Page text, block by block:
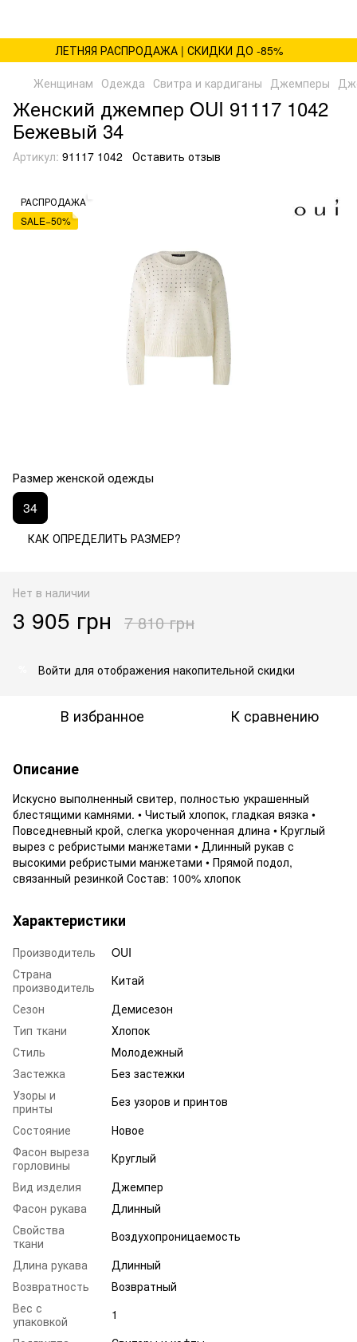
ЛЕТНЯЯ РАСПРОДАЖА | СКИДКИ ДО -85%
Женщинам Одежда Свитра и кардиганы Джемперы
Женский джемпер OUI 91117 1042
Бежевый 34
Артикул: 91117 1042 Оставить отзыв
РАСПРОДАЖА
SALE−50%
Размер женской одежды
34
КАК ОПРЕДЕЛИТЬ РАЗМЕР?
Нет в наличии
3 905 грн 7 810 грн
Войти для отображения накопительной скидки
В избранное К сравнению
Описание
Искусно выполненный свитер, полностью украшенный
блестящими камнями. • Чистый хлопок, гладкая вязка •
Повседневный крой, слегка укороченная длина • Круглый
вырез с ребристыми манжетами • Длинный рукав с
высокими ребристыми манжетами • Прямой подол,
связанный резинкой Состав: 100% хлопок
Характеристики
Производитель
OUI
Страна
производитель
Китай
Сезон
Демисезон
Тип ткани
Хлопок
Стиль
Молодежный
Застежка
Без застежки
Узоры и
принты
Без узоров и принтов
Состояние
Новое
Фасон выреза
горловины
Круглый
Вид изделия
Джемпер
Фасон рукава
Длинный
Свойства
ткани
Воздухопроницаемость
Длина рукава
Длинный
Возвратность
Возвратный
Вес с
упаковкой
1